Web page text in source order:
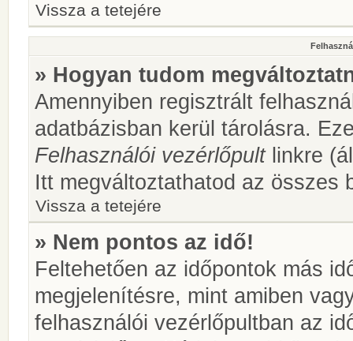
Vissza a tetejére
» Hogyan tudom
Amennyiben regisztrált
adatbázisban kerül tárolásra.
Felhasználói vezérlőpultlinkre
Itt megváltoztathatod az összes
Vissza a tetejére
» Nem pontos az idő!
Feltehetően az időpontok más
megjelenítésre, mint amiben
felhasználói vezérlőpultban az